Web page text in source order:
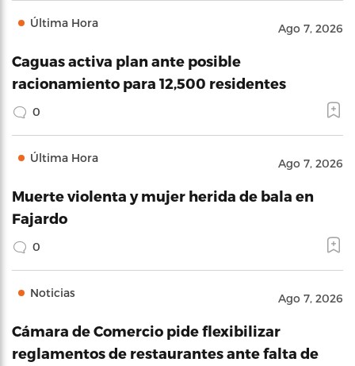
Última Hora Ago 7, 2026
Caguas activa plan ante posible
racionamiento para 12,500 residentes
0
Última Hora Ago 7, 2026
Muerte violenta y mujer herida de bala en
Fajardo
0
Noticias Ago 7, 2026
Cámara de Comercio pide flexibilizar
reglamentos de restaurantes ante falta de